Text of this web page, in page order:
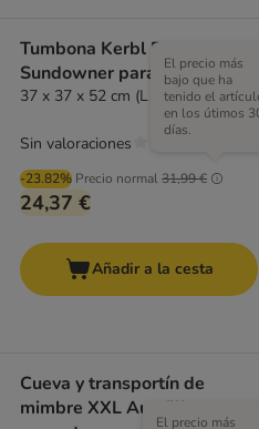
Tumbona Kerbl Pet
Sundowner para gatos
37 x 37 x 52 cm (L x An x Al)
-23.82% Precio normal31,99 €
El precio más
bajo que ha
tenido el
en los útimos
días.
24,37 €
Sin valoraciones
Añadir a la cesta
Cueva y transportín de
mimbre XXL Aumüller para
El precio más